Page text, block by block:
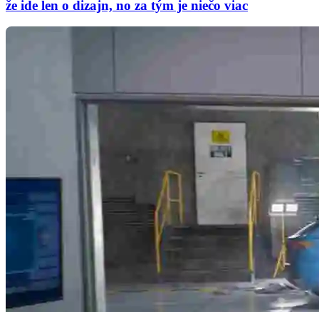
že ide len o dizajn, no za tým je niečo viac